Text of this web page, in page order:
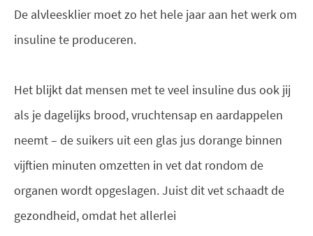
De alvleesklier moet zo het hele jaar aan het werk om
insuline te produceren.
Het blijkt dat mensen met te veel insuline dus ook jij
als je dagelijks brood, vruchtensap en aardappelen
neemt – de suikers uit een glas jus dorange binnen
vijftien minuten omzetten in vet dat rondom de
organen wordt opgeslagen. Juist dit vet schaadt de
gezondheid, omdat het allerlei